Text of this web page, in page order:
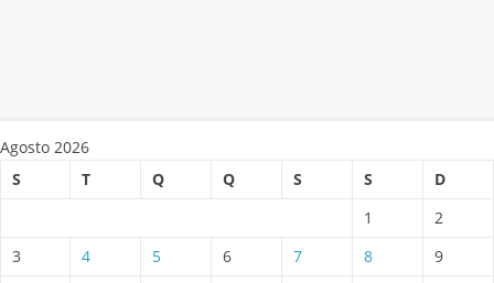
Agosto 2026
S
T Q Q S S
D
1
2
3
4 5 6 7 8
9